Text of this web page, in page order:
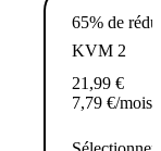
65% de
KVM 2
21,99 €
7,79 €/mois